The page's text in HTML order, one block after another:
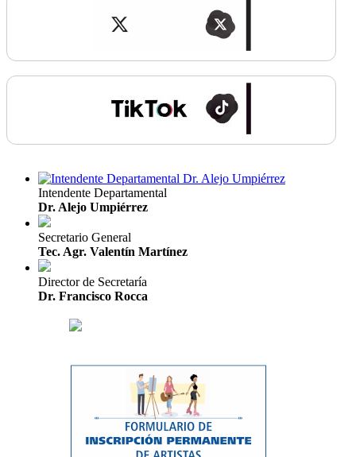
Intendente Departamental
Dr. Alejo Umpiérrez
Secretario General
Tec. Agr. Valentín Martínez
Director de Secretaría
Dr. Francisco Rocca